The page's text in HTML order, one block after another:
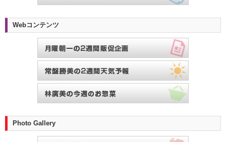
Webコンテンツ
Photo Gallery